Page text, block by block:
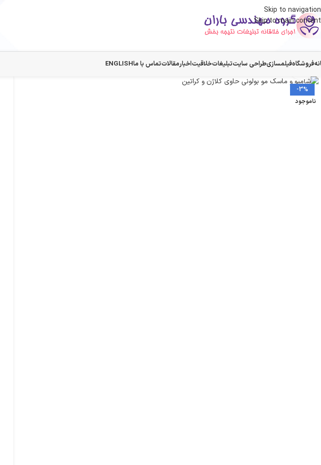
Skip to navigation
Skip to main content
فروشگاهفیلمسازیطراحی سایتتبلیغاتخلاقیتاخبارمقالاتتماس با ماENGLISH
-3%
ناموجود
بزرگنمایی تصویر